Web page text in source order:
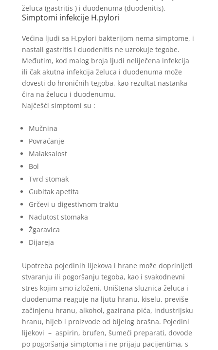
želuca (gastritis ) i duodenuma (duodenitis).
Simptomi infekcije H.pylori
Većina ljudi sa H.pylori bakterijom nema simptome, i
nastali gastritis i duodenitis ne uzrokuje tegobe.
Međutim, kod malog broja ljudi neliječena infekcija
ili čak akutna infekcija želuca i duodenuma može
dovesti do hroničnih tegoba, kao rezultat nastanka
čira na želucu i duodenumu.
Najčešći simptomi su :
Mučnina
Povraćanje
Malaksalost
Bol
Tvrd stomak
Gubitak apetita
Grčevi u digestivnom traktu
Nadutost stomaka
Žgaravica
Dijareja
Upotreba pojedinih lijekova i hrane može doprinijeti
stvaranju ili pogoršanju tegoba, kao i svakodnevni
stres kojim smo izloženi. Uništena sluznica želuca i
duodenuma reaguje na ljutu hranu, kiselu, previše
začinjenu hranu, alkohol, gazirana pića, industrijsku
hranu, hljeb i proizvode od bijelog brašna. Pojedini
lijekovi – aspirin, brufen, šumeći preparati, dovode
po pogoršanja simptoma i ne prijaju pacijentima, s